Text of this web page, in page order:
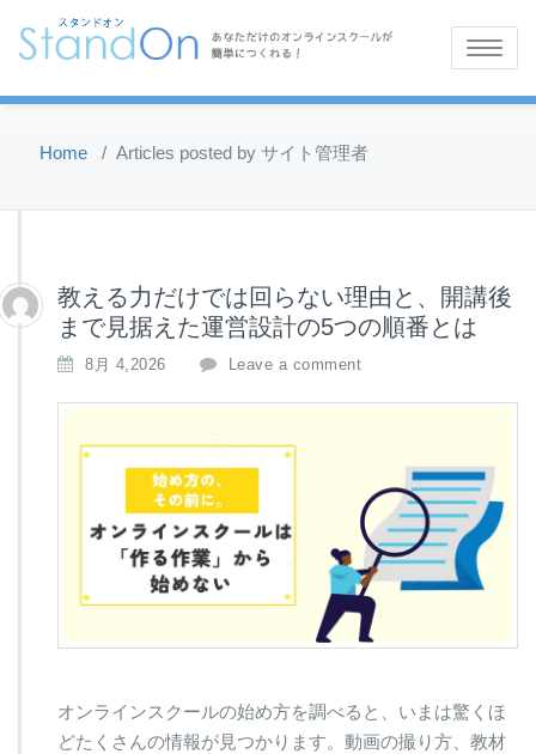
Toggle
Home / Articles posted by サイト管理者
教える力だけでは回らない理由と、開講後
まで見据えた運営設計の5つの順番とは
8月 4,2026 Leave a comment
オンラインスクールの始め方を調べると、いまは驚くほ
どたくさんの情報が見つかります。動画の撮り方、教材